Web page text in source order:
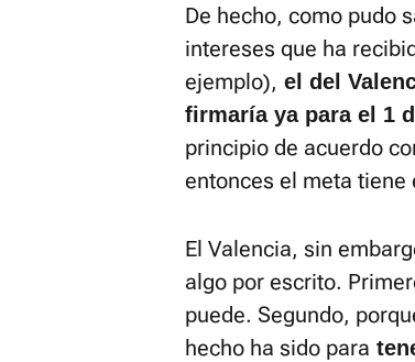
De hecho, como pudo
intereses que ha
ejemplo), el del
firmaría ya para el 1
principio de acuerdo
entonces el meta tiene
El Valencia, sin
algo por escrito.
puede. Segundo,
hecho ha sido para